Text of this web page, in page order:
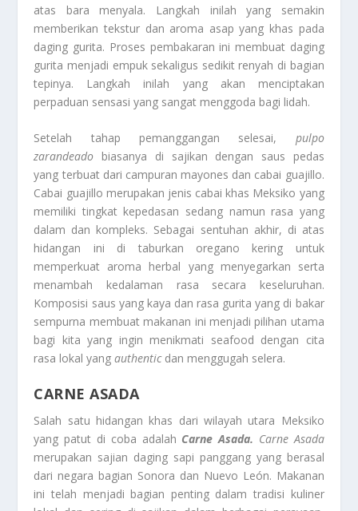
atas bara menyala. Langkah inilah yang semakin
memberikan tekstur dan aroma asap yang khas pada
daging gurita. Proses pembakaran ini membuat daging
gurita menjadi empuk sekaligus sedikit renyah di bagian
tepinya. Langkah inilah yang akan menciptakan
perpaduan sensasi yang sangat menggoda bagi lidah.
Setelah tahap pemanggangan selesai, pulpo
zarandeado biasanya di sajikan dengan saus pedas
yang terbuat dari campuran mayones dan cabai guajillo.
Cabai guajillo merupakan jenis cabai khas Meksiko yang
memiliki tingkat kepedasan sedang namun rasa yang
dalam dan kompleks. Sebagai sentuhan akhir, di atas
hidangan ini di taburkan oregano kering untuk
memperkuat aroma herbal yang menyegarkan serta
menambah kedalaman rasa secara keseluruhan.
Komposisi saus yang kaya dan rasa gurita yang di bakar
sempurna membuat makanan ini menjadi pilihan utama
bagi kita yang ingin menikmati seafood dengan cita
rasa lokal yangauthenticdan menggugah selera.
CARNE ASADA
Salah satu hidangan khas dari wilayah utara Meksiko
yang patut di coba adalah Carne Asada. Carne Asada
merupakan sajian daging sapi panggang yang berasal
dari negara bagian Sonora dan Nuevo León. Makanan
ini telah menjadi bagian penting dalam tradisi kuliner